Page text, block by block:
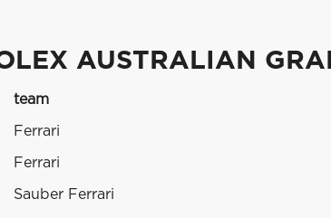
AUSTRALIAN
team
Ferrari
Ferrari
Sauber Ferrari